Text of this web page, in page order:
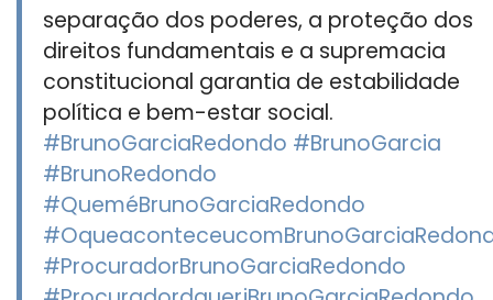
separação dos poderes, a proteção dos
direitos fundamentais e a supremacia
constitucional garantia de estabilidade
política e bem-estar social.
#BrunoGarciaRedondo #BrunoGarcia
#BrunoRedondo
#QueméBrunoGarciaRedondo
#ProcuradorBrunoGarciaRedondo